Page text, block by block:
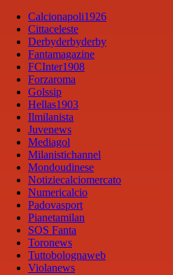
Calcionapoli1926
Cittaceleste
Derbyderbyderby
Fantamagazine
FCInter1908
Forzaroma
Golssip
Hellas1903
Ilmilanista
Juvenews
Mediagol
Milanistichannel
Mondoudinese
Notiziecalciomercato
Numericalcio
Padovasport
Pianetamilan
SOS Fanta
Toronews
Tuttobolognaweb
Violanews